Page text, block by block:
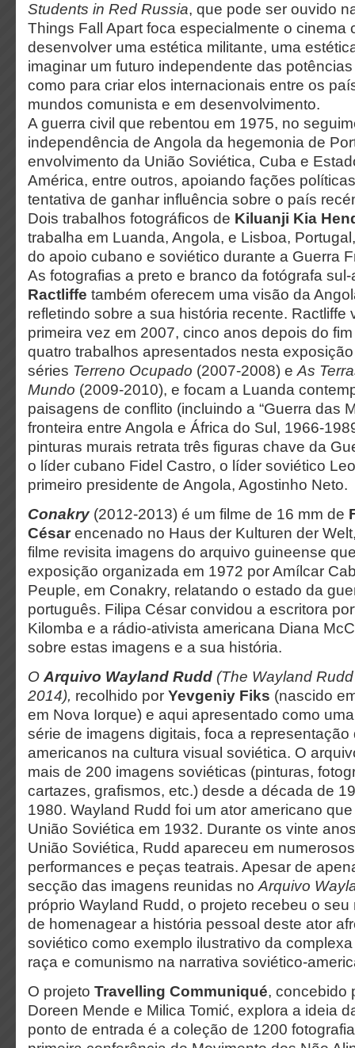
Students in Red Russia, que pode ser ouvido
Things Fall Apart foca especialmente o cinema
desenvolver uma estética militante, uma
imaginar um futuro independente das
como para criar elos internacionais entre os
mundos comunista e em desenvolvimento.
A guerra civil que rebentou em 1975, no
independência de Angola da hegemonia de
envolvimento da União Soviética, Cuba e
América, entre outros, apoiando fações
tentativa de ganhar influência sobre o país
Dois trabalhos fotográficos de Kiluanji Kia
trabalha em Luanda, Angola, e Lisboa,
do apoio cubano e soviético durante a Guerra
As fotografias a preto e branco da fotógrafa
Ractliffe também oferecem uma visão da
refletindo sobre a sua história recente. Ractliffe
primeira vez em 2007, cinco anos depois do
quatro trabalhos apresentados nesta
séries Terreno Ocupado (2007-2008) e As
Mundo (2009-2010), e focam a Luanda
paisagens de conflito (incluindo a “Guerra das
fronteira entre Angola e África do Sul, 1966-
pinturas murais retrata três figuras chave da
o líder cubano Fidel Castro, o líder soviético
primeiro presidente de Angola, Agostinho Neto.
Conakry (2012-2013) é um filme de 16 mm de
César encenado no Haus der Kulturen der
filme revisita imagens do arquivo guineense
exposição organizada em 1972 por Amílcar
Peuple, em Conakry, relatando o estado da
português. Filipa César convidou a escritora
Kilomba e a rádio-ativista americana Diana
sobre estas imagens e a sua história.
O Arquivo Wayland Rudd (The Wayland
2014), recolhido por Yevgeniy Fiks (nascido
em Nova Iorque) e aqui apresentado como
série de imagens digitais, foca a
americanos na cultura visual soviética. O
mais de 200 imagens soviéticas (pinturas,
cartazes, grafismos, etc.) desde a década de
1980. Wayland Rudd foi um ator americano
União Soviética em 1932. Durante os vinte
União Soviética, Rudd apareceu em
performances e peças teatrais. Apesar de
secção das imagens reunidas no Arquivo
próprio Wayland Rudd, o projeto recebeu o
de homenagear a história pessoal deste ator
soviético como exemplo ilustrativo da
raça e comunismo na narrativa soviético-
O projeto Travelling Communiqué, concebido
Doreen Mende e Milica Tomić, explora a ideia
ponto de entrada é a coleção de 1200